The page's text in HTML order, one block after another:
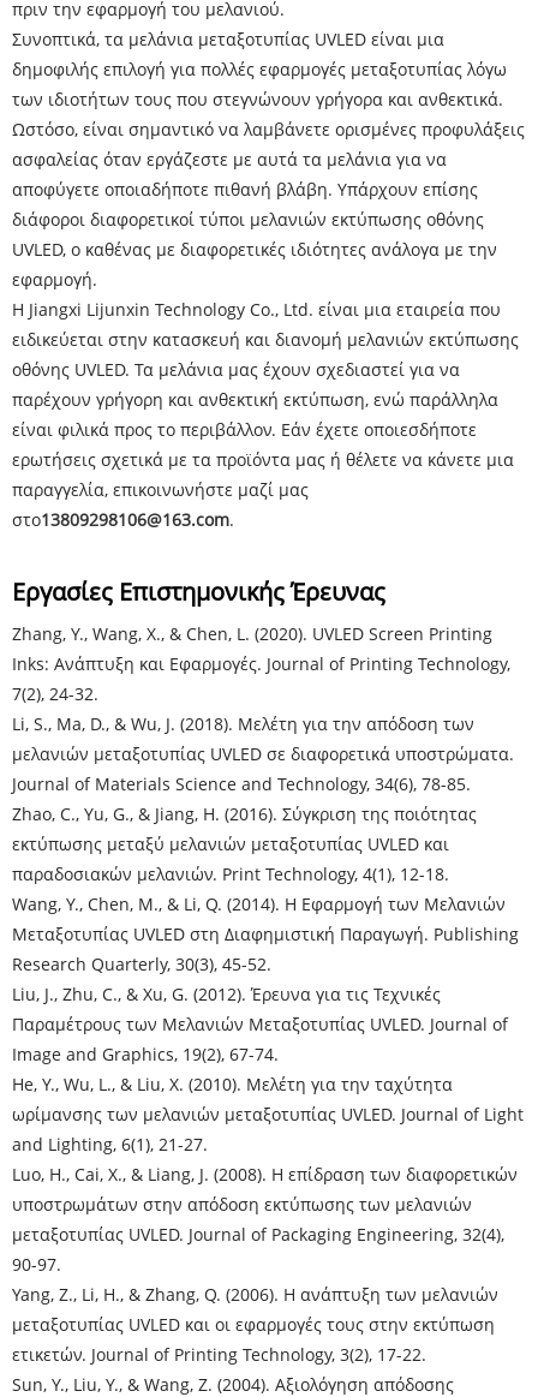
πριν την εφαρμογή του μελανιού.
Συνοπτικά, τα μελάνια μεταξοτυπίας UVLED είναι μια
δημοφιλής επιλογή για πολλές εφαρμογές μεταξοτυπίας λόγω
των ιδιοτήτων τους που στεγνώνουν γρήγορα και ανθεκτικά.
Ωστόσο, είναι σημαντικό να λαμβάνετε ορισμένες προφυλάξεις
ασφαλείας όταν εργάζεστε με αυτά τα μελάνια για να
αποφύγετε οποιαδήποτε πιθανή βλάβη. Υπάρχουν επίσης
διάφοροι διαφορετικοί τύποι μελανιών εκτύπωσης οθόνης
UVLED, ο καθένας με διαφορετικές ιδιότητες ανάλογα με την
εφαρμογή.
Η Jiangxi Lijunxin Technology Co., Ltd. είναι μια εταιρεία που
ειδικεύεται στην κατασκευή και διανομή μελανιών εκτύπωσης
οθόνης UVLED. Τα μελάνια μας έχουν σχεδιαστεί για να
παρέχουν γρήγορη και ανθεκτική εκτύπωση, ενώ παράλληλα
είναι φιλικά προς το περιβάλλον. Εάν έχετε οποιεσδήποτε
ερωτήσεις σχετικά με τα προϊόντα μας ή θέλετε να κάνετε μια
παραγγελία, επικοινωνήστε μαζί μας
στο13809298106@163.com.
Εργασίες Επιστημονικής Έρευνας
Zhang, Y., Wang, X., & Chen, L. (2020). UVLED Screen Printing
Inks: Ανάπτυξη και Εφαρμογές. Journal of Printing Technology,
7(2), 24-32.
Li, S., Ma, D., & Wu, J. (2018). Μελέτη για την απόδοση των
μελανιών μεταξοτυπίας UVLED σε διαφορετικά υποστρώματα.
Journal of Materials Science and Technology, 34(6), 78-85.
Zhao, C., Yu, G., & Jiang, H. (2016). Σύγκριση της ποιότητας
εκτύπωσης μεταξύ μελανιών μεταξοτυπίας UVLED και
παραδοσιακών μελανιών. Print Technology, 4(1), 12-18.
Wang, Y., Chen, M., & Li, Q. (2014). Η Εφαρμογή των Μελανιών
Μεταξοτυπίας UVLED στη Διαφημιστική Παραγωγή. Publishing
Research Quarterly, 30(3), 45-52.
Liu, J., Zhu, C., & Xu, G. (2012). Έρευνα για τις Τεχνικές
Παραμέτρους των Μελανιών Μεταξοτυπίας UVLED. Journal of
Image and Graphics, 19(2), 67-74.
He, Y., Wu, L., & Liu, X. (2010). Μελέτη για την ταχύτητα
ωρίμανσης των μελανιών μεταξοτυπίας UVLED. Journal of Light
and Lighting, 6(1), 21-27.
Luo, Η., Cai, Χ., & Liang, J. (2008). Η επίδραση των διαφορετικών
υποστρωμάτων στην απόδοση εκτύπωσης των μελανιών
μεταξοτυπίας UVLED. Journal of Packaging Engineering, 32(4),
90-97.
Yang, Z., Li, H., & Zhang, Q. (2006). Η ανάπτυξη των μελανιών
μεταξοτυπίας UVLED και οι εφαρμογές τους στην εκτύπωση
ετικετών. Journal of Printing Technology, 3(2), 17-22.
Sun, Y., Liu, Y., & Wang, Z. (2004). Αξιολόγηση απόδοσης